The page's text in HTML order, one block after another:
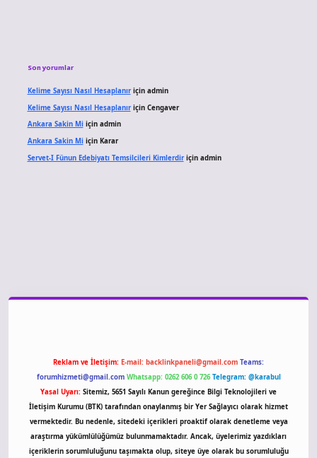
Son yorumlar
Kelime Sayısı Nasıl Hesaplanıriçin admin
Kelime Sayısı Nasıl Hesaplanıriçin Cengaver
Ankara Sakin Miiçin admin
Ankara Sakin Miiçin Karar
Servet-I Fünun Edebiyatı Temsilcileri Kimlerdiriçin admin
Reklam ve İletişim: E-mail: backlinkpaneli@gmail.com Teams:
forumhizmeti@gmail.com Whatsapp: 0262 606 0 726 Telegram: @karabul
Yasal Uyarı: Sitemiz, 5651 Sayılı Kanun gereğince Bilgi Teknolojileri ve
İletişim Kurumu (BTK) tarafından onaylanmış bir Yer Sağlayıcı olarak hizmet
vermektedir. Bu nedenle, sitedeki içerikleri proaktif olarak denetleme veya
araştırma yükümlülüğümüz bulunmamaktadır. Ancak, üyelerimiz yazdıkları
içeriklerin sorumluluğunu taşımakta olup, siteye üye olarak bu sorumluluğu